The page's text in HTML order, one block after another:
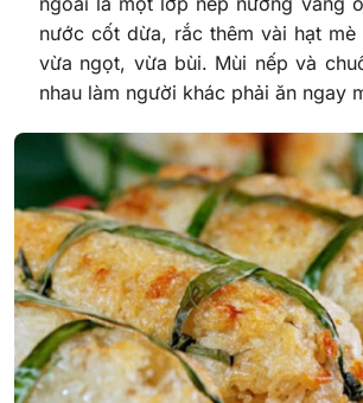
nước cốt dừa, rắc thêm vài hạt
vừa ngọt, vừa bùi. Mùi nếp và
nhau làm người khác phải ăn ngay